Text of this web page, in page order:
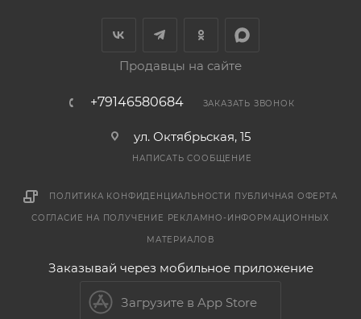
Продавцы на сайте
+79146580684 ЗАКАЗАТЬ ЗВОНОК
ул. Октябрьская, 15
НАПИСАТЬ СООБЩЕНИЕ
ПОЛИТИКА КОНФИДЕНЦИАЛЬНОСТИ ПУБЛИЧНАЯ ОФЕРТА
СОГЛАСИЕ НА ПОЛУЧЕНИЕ РЕКЛАМНО-ИНФОРМАЦИОННЫХ
МАТЕРИАЛОВ
Заказывай через мобильное приложение
Загрузите в App Store